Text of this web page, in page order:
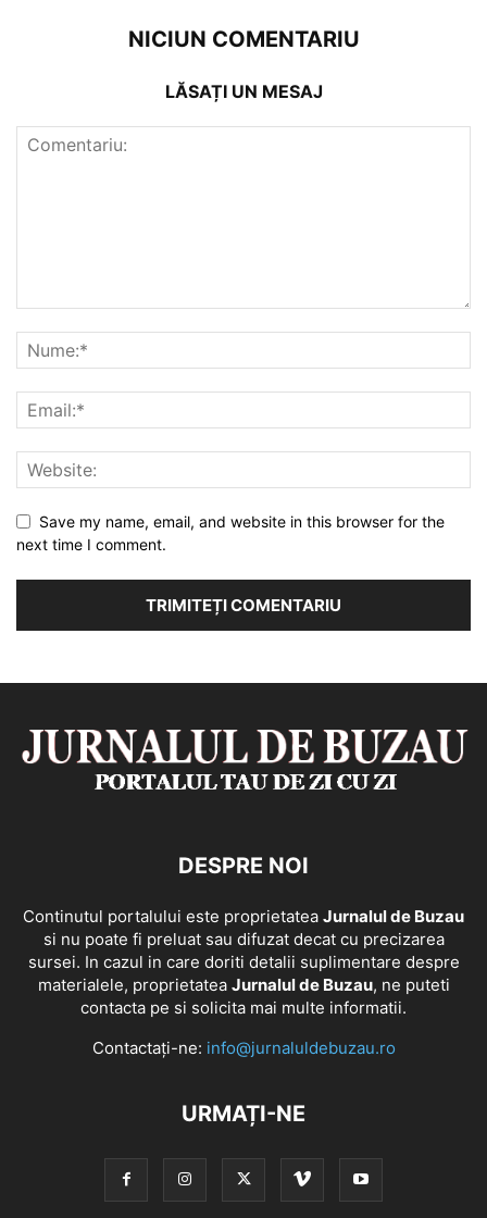
NICIUN COMENTARIU
LĂSAȚI UN MESAJ
Save my name, email, and website in this browser for the
next time I comment.
DESPRE NOI
Continutul portalului este proprietatea Jurnalul de Buzau
si nu poate fi preluat sau difuzat decat cu precizarea
sursei. In cazul in care doriti detalii suplimentare despre
materialele, proprietatea Jurnalul de Buzau, ne puteti
contacta pe si solicita mai multe informatii.
Contactați-ne: info@jurnaluldebuzau.ro
URMAȚI-NE